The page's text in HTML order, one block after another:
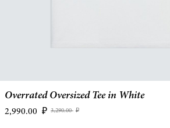
Overrated Oversized Tee in White
2,990.00 ₽ 3,290.00 ₽